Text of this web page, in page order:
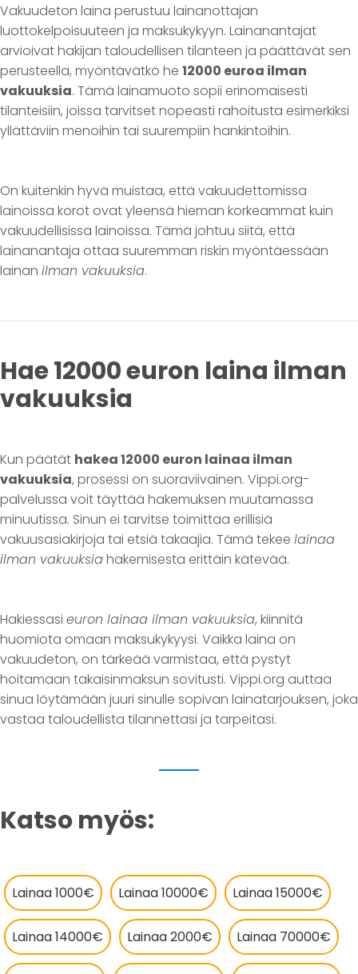
Vakuudeton laina perustuu lainanottajan
luottokelpoisuuteen ja maksukykyyn. Lainanantajat
arvioivat hakijan taloudellisen tilanteen ja päättävät sen
perusteella, myöntävätkö he 12000 euroa ilman
vakuuksia. Tämä lainamuoto sopii erinomaisesti
tilanteisiin, joissa tarvitset nopeasti rahoitusta esimerkiksi
yllättäviin menoihin tai suurempiin hankintoihin.
On kuitenkin hyvä muistaa, että vakuudettomissa
lainoissa korot ovat yleensä hieman korkeammat kuin
vakuudellisissa lainoissa. Tämä johtuu siitä, että
lainanantaja ottaa suuremman riskin myöntäessään
lainan ilman vakuuksia.
Hae 12000 euron laina ilman
vakuuksia
Kun päätät hakea 12000 euron lainaa ilman
vakuuksia, prosessi on suoraviivainen. Vippi.org-
palvelussa voit täyttää hakemuksen muutamassa
minuutissa. Sinun ei tarvitse toimittaa erillisiä
vakuusasiakirjoja tai etsiä takaajia. Tämä tekee lainaa
ilman vakuuksiahakemisesta erittäin kätevää.
Hakiessasi euron lainaa ilman vakuuksia, kiinnitä
huomiota omaan maksukykyysi. Vaikka laina on
vakuudeton, on tärkeää varmistaa, että pystyt
hoitamaan takaisinmaksun sovitusti. Vippi.org auttaa
sinua löytämään juuri sinulle sopivan lainatarjouksen, joka
vastaa taloudellista tilannettasi ja tarpeitasi.
Katso myös:
Lainaa 1000€ Lainaa 10000€ Lainaa 15000€
Lainaa 14000€ Lainaa 2000€ Lainaa 70000€